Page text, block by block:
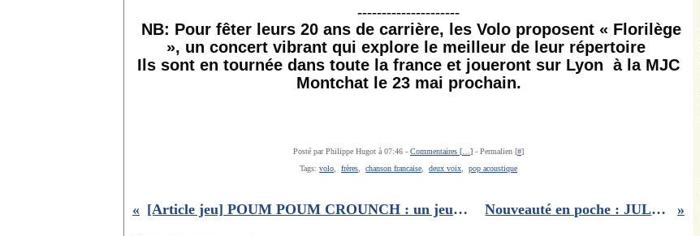
---------------------
NB: Pour fêter leurs 20 ans de carrière, les Volo proposent « Florilège
», un concert vibrant qui explore le meilleur de leur répertoire
Ils sont en tournée dans toute la france et joueront sur Lyon à la MJC
Montchat le 23 mai prochain.
Posté par Philippe Hugot à 07:46 - Commentaires [ ] - Permalien [#]
Tags: volo frères chanson francaise deux voix pop acoustique
[Article jeu] POUM POUM CROUNCH : un jeu familial avec un ours, des cuillères... et des champignons !
Nouveauté en poche : JULIENNE de Scholastique Mukasonga